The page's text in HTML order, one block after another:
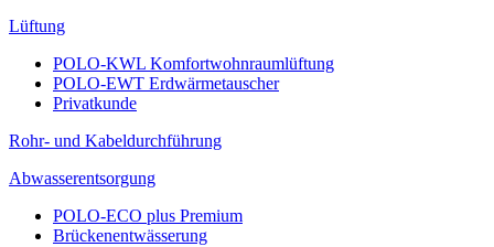
Lüftung
POLO-KWL Komfortwohnraumlüftung
POLO-EWT Erdwärmetauscher
Privatkunde
Rohr- und Kabeldurchführung
Abwasserentsorgung
POLO-ECO plus Premium
Brückenentwässerung